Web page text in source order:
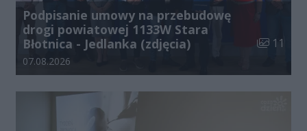
Podpisanie umowy na przebudowę
drogi powiatowej 1133W Stara
Błotnica - Jedlanka (zdjęcia)
Liczba
11
Data dodania galerii:
07.08.2026